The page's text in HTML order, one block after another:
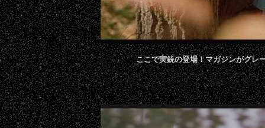
ここで実銃の登場！マガジンがグレ